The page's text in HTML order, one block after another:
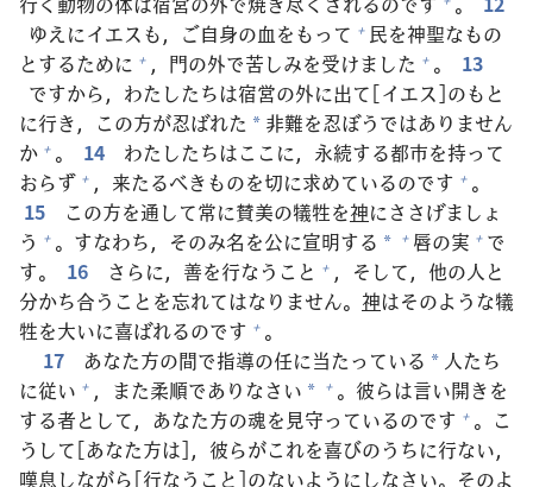
ゆえにイエスも，ご自身の血をもって + 民を神聖なもの
とするために + ， 門の外で苦しみを受けました + 。
13
ですから，わたしたちは宿営の外に出て[イエス]のもと
に行き，この方が忍ばれた * 非難を忍ぼうではありません
か + 。 14 わたしたちはここに， 永続する都市を持って
おらず + ， 来たるべきものを切に求めているのです + 。
15
この方を通して常に賛美の犠牲を神にささげましょ
う + 。すなわち，そのみ名を公に宣明する * + 唇の実 + で
す。
16 さらに， 善を行なうこと + ，そして， 他の人と
分かち合うことを忘れてはなりません。 神はそのような犠
牲を大いに喜ばれるのです + 。
17
あなた方の間で指導の任に当たっている * 人たち
に従い + ，また柔順でありなさい * + 。 彼らは言い開きを
する者として，あなた方の魂を 見守っているのです + 。こ
うして[あなた方は]， 彼らがこれを喜びのうちに行ない，
嘆息しながら[行なうこと]のないようにしなさい。そのよ